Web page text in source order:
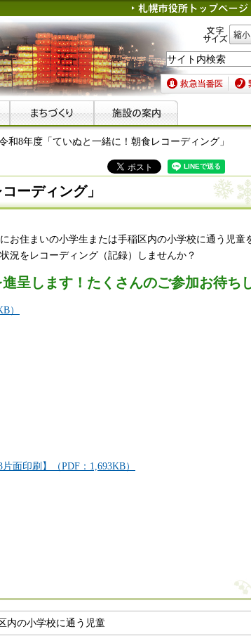
文字サイズ 縮小
救急当番医 緊
和8年度「ていぬと一緒に！朝食レコーディング」
ーディング」
お住まいの小学生または手稲区内の小学校に通う児
況をレコーディング（記録）しませんか？
進呈します！たくさんのご参加お待ち
）
面印刷】（PDF：1,693KB）
内の小学校に通う児童